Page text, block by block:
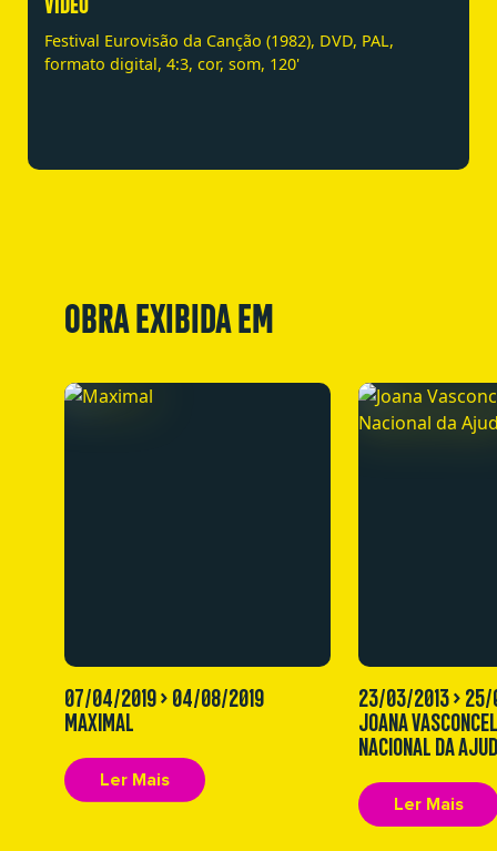
Festival Eurovisão da Canção (1982), DVD, PAL,
formato digital, 4:3, cor, som, 120'
OBRA EXIBIDA EM
07/04/2019 > 04/08/2019
MAXIMAL
Ler Mais
23/03/2013 >
JOANA
NACIONAL DA
Ler Mais